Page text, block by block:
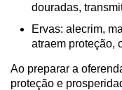
douradas,
Ervas: alecrim,
atraem proteção,
Ao preparar a
proteção e